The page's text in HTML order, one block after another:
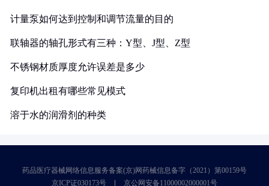
计量泵如何达到控制和调节流量的目的
联轴器的轴孔形式有三种：Y型、J型、Z型
不锈钢材质厚度允许误差是多少
复印机出租有哪些常见模式
溶于水的润滑剂的种类
药品医疗器械网络信息服务备案(京)网药械信息备字（2021）第00159号
京ICP证030173号
京公网安备11000002000001号